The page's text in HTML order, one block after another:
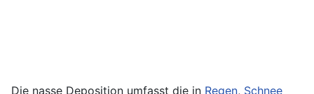
Die nasse Deposition umfasst die in Regen, Schnee